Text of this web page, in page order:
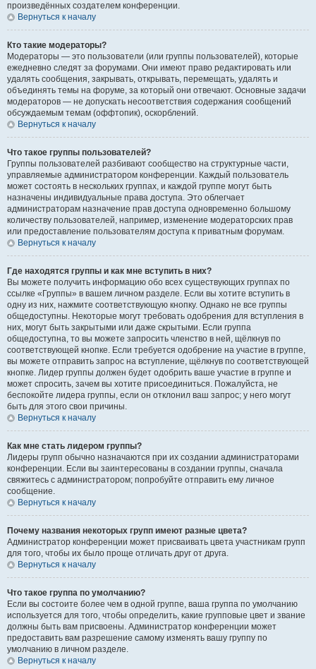
произведённых создателем конференции.
Вернуться к началу
Кто такие модераторы?
Модераторы — это пользователи (или группы пользователей), которые
ежедневно следят за форумами. Они имеют право редактировать или
удалять сообщения, закрывать, открывать, перемещать, удалять и
объединять темы на форуме, за который они отвечают. Основные задачи
модераторов — не допускать несоответствия содержания сообщений
обсуждаемым темам (оффтопик), оскорблений.
Вернуться к началу
Что такое группы пользователей?
Группы пользователей разбивают сообщество на структурные части,
управляемые администратором конференции. Каждый пользователь
может состоять в нескольких группах, и каждой группе могут быть
назначены индивидуальные права доступа. Это облегчает
администраторам назначение прав доступа одновременно большому
количеству пользователей, например, изменение модераторских прав
или предоставление пользователям доступа к приватным форумам.
Вернуться к началу
Где находятся группы и как мне вступить в них?
Вы можете получить информацию обо всех существующих группах по
ссылке «Группы» в вашем личном разделе. Если вы хотите вступить в
одну из них, нажмите соответствующую кнопку. Однако не все группы
общедоступны. Некоторые могут требовать одобрения для вступления в
них, могут быть закрытыми или даже скрытыми. Если группа
общедоступна, то вы можете запросить членство в ней, щёлкнув по
соответствующей кнопке. Если требуется одобрение на участие в группе,
вы можете отправить запрос на вступление, щёлкнув по соответствующей
кнопке. Лидер группы должен будет одобрить ваше участие в группе и
может спросить, зачем вы хотите присоединиться. Пожалуйста, не
беспокойте лидера группы, если он отклонил ваш запрос; у него могут
быть для этого свои причины.
Вернуться к началу
Как мне стать лидером группы?
Лидеры групп обычно назначаются при их создании администраторами
конференции. Если вы заинтересованы в создании группы, сначала
свяжитесь с администратором; попробуйте отправить ему личное
сообщение.
Вернуться к началу
Почему названия некоторых групп имеют разные цвета?
Администратор конференции может присваивать цвета участникам групп
для того, чтобы их было проще отличать друг от друга.
Вернуться к началу
Что такое группа по умолчанию?
Если вы состоите более чем в одной группе, ваша группа по умолчанию
используется для того, чтобы определить, какие групповые цвет и звание
должны быть вам присвоены. Администратор конференции может
предоставить вам разрешение самому изменять вашу группу по
умолчанию в личном разделе.
Вернуться к началу